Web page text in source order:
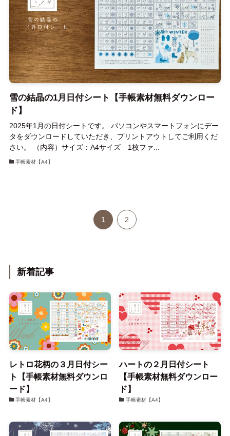
雪の結晶の1月日付シート【手帳素材無料ダウンロー
ド】
2025年1月の日付シートです。 パソコンやスマートフォンにデー
タをダウンロードしていただき、プリントアウトしてご利用くだ
さい。 （内容）サイズ：A4サイズ 1枚ファ...
手帳素材【A4】
1 2
新着記事
レトロ花柄の３月日付シー
ト【手帳素材無料ダウンロ
ード】
手帳素材【A4】
ハートの２月日付シート
【手帳素材無料ダウンロー
ド】
手帳素材【A4】